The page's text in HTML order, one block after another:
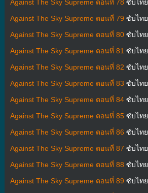
Against The Sky Supreme ตอนที่ 78 ซับไทย
Against The Sky Supreme ตอนที่ 79 ซับไทย
Against The Sky Supreme ตอนที่ 80ซับไทย
Against The Sky Supreme ตอนที่ 81 ซับไทย
Against The Sky Supreme ตอนที่ 82 ซับไทย
Against The Sky Supreme ตอนที่ 83 ซับไทย
Against The Sky Supreme ตอนที่ 84ซับไทย
Against The Sky Supreme ตอนที่ 85ซับไทย
Against The Sky Supreme ตอนที่ 86 ซับไทย
Against The Sky Supreme ตอนที่ 87 ซับไทย
Against The Sky Supreme ตอนที่ 88 ซับไทย
Against The Sky Supreme ตอนที่ 89 ซับไทย